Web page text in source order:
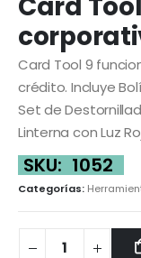
Card Tool 9
crédito. Incluye
Set de
Linterna con Luz
SKU: 1052
Categorías: